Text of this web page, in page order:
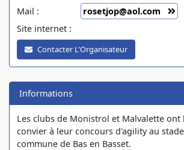
Mail :
rosetjop@aol.com
Site internet :
Contacter L'Organisateur
Informations
Les clubs de Monistrol et Malvalette ont
convier à leur concours d'agility au
commune de Bas en Basset.